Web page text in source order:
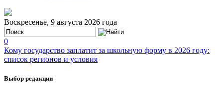
Воскресенье, 9 августа 2026 года
0
Кому государство заплатит за школьную форму в 2026 году:
список регионов и условия
Выбор редакции